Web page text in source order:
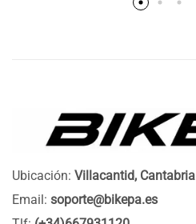
Ubicación: Villacantid, Cantabria
Email: soporte@bikepa.es